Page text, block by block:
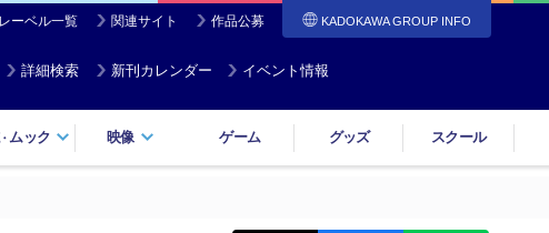
レーベル一覧 関連サイト 作品公募 KADOKAWA GROUP INFO
詳細検索 新刊カレンダー イベント情報
ムック 映像 ゲーム グッズ スクール